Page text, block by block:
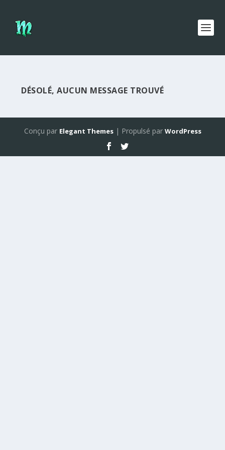
DÉSOLÉ, AUCUN MESSAGE TROUVÉ
Conçu par Elegant Themes| Propulsé par WordPress